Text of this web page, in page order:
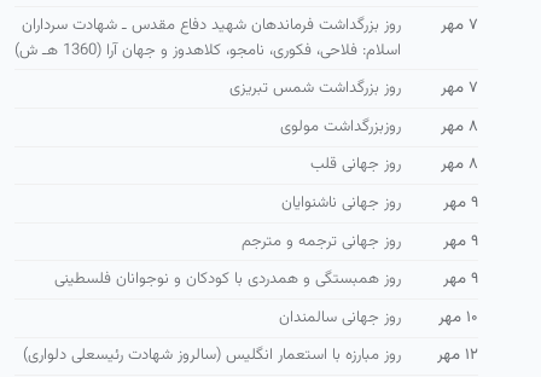
۷ مهر
روز بزرگداشت فرماندهان شهید دفاع مقدس ـ شهادت سرداران
اسلام: فلاحی، فكوری، نامجو، كلاهدوز و جهان آرا (1360 هـ ش)
۷ مهر
روز بزرگداشت شمس تبریزی
۸ مهر
روزبزرگداشت مولوی
۸ مهر
روز جهانی قلب
۹ مهر
روز جهانی ناشنوایان
۹ مهر
روز جهانی ترجمه و مترجم
۹ مهر
روز همبستگی و همدردی با كودكان و نوجوانان فلسطینی
۱۰ مهر
روز جهانی سالمندان
۱۲ مهر
روز مبارزه با استعمار انگلیس (سالروز شهادت رئیسعلی دلواری)